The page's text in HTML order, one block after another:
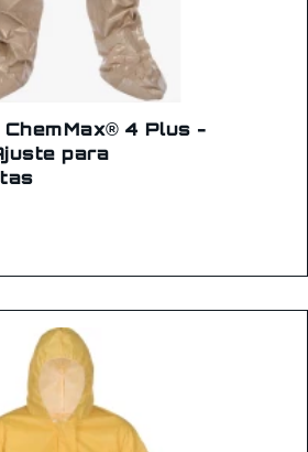
4 Plus -
para